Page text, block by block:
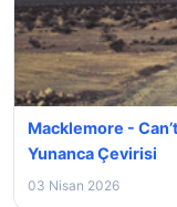
Macklemore -
Yunanca Çevirisi
03 Nisan 2026